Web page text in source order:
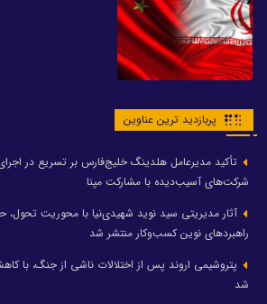
پربازدید ترین عناوین
تأکید مدیرعامل هلدینگ خلیج‌فارس بر تسریع در
شرکت‌های آسیب‌دیده با مشارکت مپنا
آثار مدیریتی سید نوید شهیدی‌نیا با محوریت تحول،
راهبردهای نوین کسب‌وکار منتشر شد
شد